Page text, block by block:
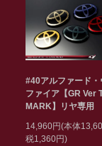
#40アルファード・
ファイア【GR Ver
MARK】リヤ専用
14,960円(本体
税1,360円)